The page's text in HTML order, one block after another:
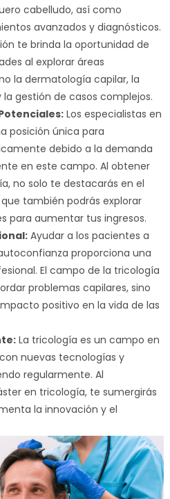
cabelludo, así como
avanzados y diagnósticos.
te brinda la oportunidad de
al explorar áreas
la dermatología capilar, la
gestión de casos complejos.
Los especialistas en
posición única para
debido a la demanda
en este campo. Al obtener
no solo te destacarás en el
también podrás explorar
para aumentar tus ingresos.
Ayudar a los pacientes a
proporciona una
El campo de la tricología
problemas capilares, sino
positivo en la vida de las
La tricología es un campo en
nuevas tecnologías y
regularmente. Al
en tricología, te sumergirás
la innovación y el